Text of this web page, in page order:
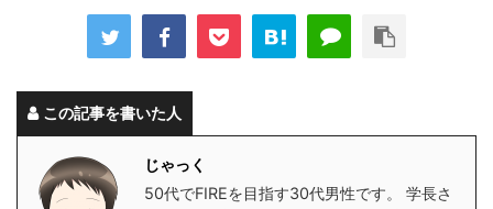
この記事を書いた人
じゃっく
50代でFIREを目指す30代男性です。 学長さ